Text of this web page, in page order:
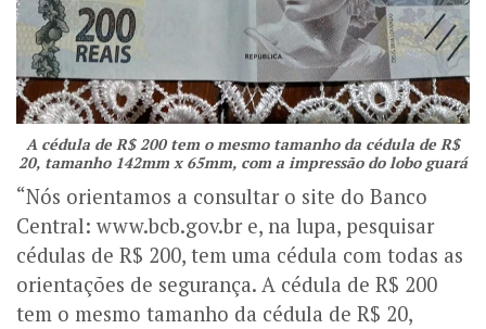
A cédula de R$ 200 tem o mesmo tamanho da cédula de R$
20, tamanho 142mm x 65mm, com a impressão do lobo guará
“Nós orientamos a consultar o site do Banco
Central: www.bcb.gov.br e, na lupa, pesquisar
cédulas de R$ 200, tem uma cédula com todas as
orientações de segurança. A cédula de R$ 200
tem o mesmo tamanho da cédula de R$ 20,